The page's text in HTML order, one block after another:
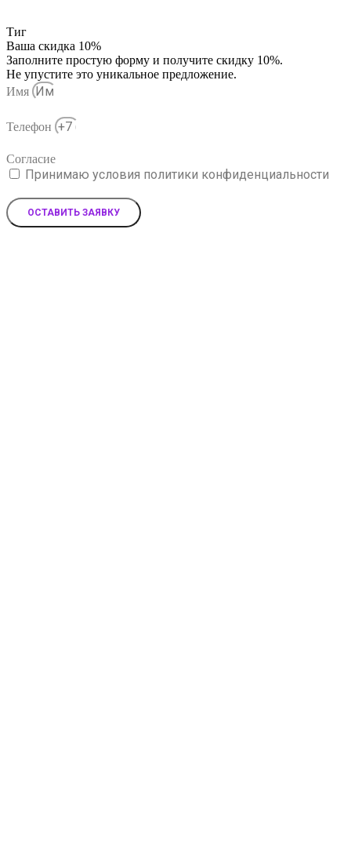
Тиг
Ваша скидка 10%
Заполните простую форму и получите скидку 10%.
Не упустите это уникальное предложение.
Имя
Телефон
Согласие
Принимаю условия политики конфиденциальности
ОСТАВИТЬ ЗАЯВКУ